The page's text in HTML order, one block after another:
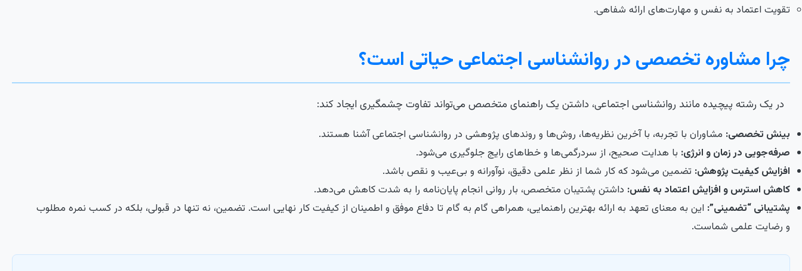
تقویت اعتماد به نفس و مهارت‌های ارائه شفاهی.
چرا مشاوره تخصصی در روانشناسی اجتماعی حیاتی است؟
در یک رشته پیچیده مانند روانشناسی اجتماعی، داشتن یک راهنمای متخصص می‌تواند تفاوت چشمگیری ایجاد کند:
بینش تخصصی: مشاوران با تجربه، با آخرین نظریه‌ها، روش‌ها و روندهای پژوهشی در روانشناسی اجتماعی آشنا هستند.
صرفه‌جویی در زمان و انرژی: با هدایت صحیح، از سردرگمی‌ها و خطاهای رایج جلوگیری می‌شود.
افزایش کیفیت پژوهش: تضمین می‌شود که کار شما از نظر علمی دقیق، نوآورانه و بی‌عیب و نقص باشد.
کاهش استرس و افزایش اعتماد به نفس: داشتن پشتیبان متخصص، بار روانی انجام پایان‌نامه را به شدت کاهش می‌دهد.
پشتیبانی “تضمینی”: این به معنای تعهد به ارائه بهترین راهنمایی، همراهی گام به گام تا دفاع موفق و اطمینان از کیفیت کار نهایی است. تضمین، نه تنها در قبولی، بلکه در کسب نمره مطلوب
و رضایت علمی شماست.